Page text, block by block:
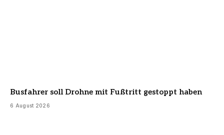
Busfahrer soll Drohne mit Fußtritt gestoppt haben
6 August 2026